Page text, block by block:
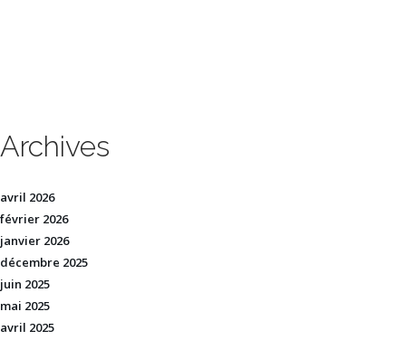
Archives
avril 2026
février 2026
janvier 2026
décembre 2025
juin 2025
mai 2025
avril 2025